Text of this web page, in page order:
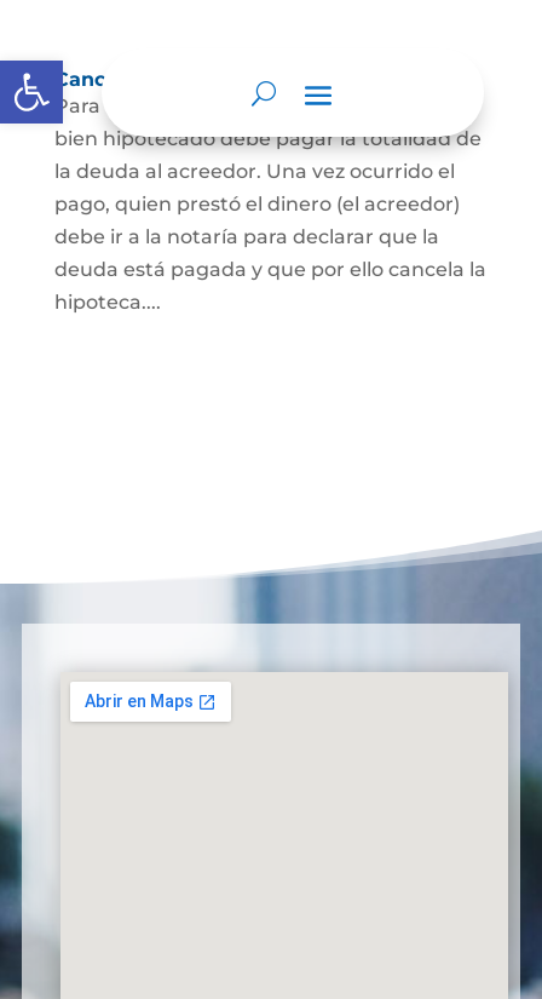
Abrir barra de herramientas
Cancelación de Hipoteca
Para cancelar una hipoteca, el dueño del
bien hipotecado debe pagar la totalidad de
la deuda al acreedor. Una vez ocurrido el
pago, quien prestó el dinero (el acreedor)
debe ir a la notaría para declarar que la
deuda está pagada y que por ello cancela la
hipoteca....